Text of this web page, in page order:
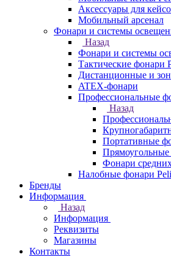
Аксессуары для
Мобильный арсенал
Фонари и системы
Назад
Фонари и системы
Тактические фонари
Дистанционные и
ATEX-фонари
Профессиональные
Назад
Портативные
Фонари
Налобные фонари Peli
Бренды
Информация
Назад
Информация
Реквизиты
Магазины
Контакты